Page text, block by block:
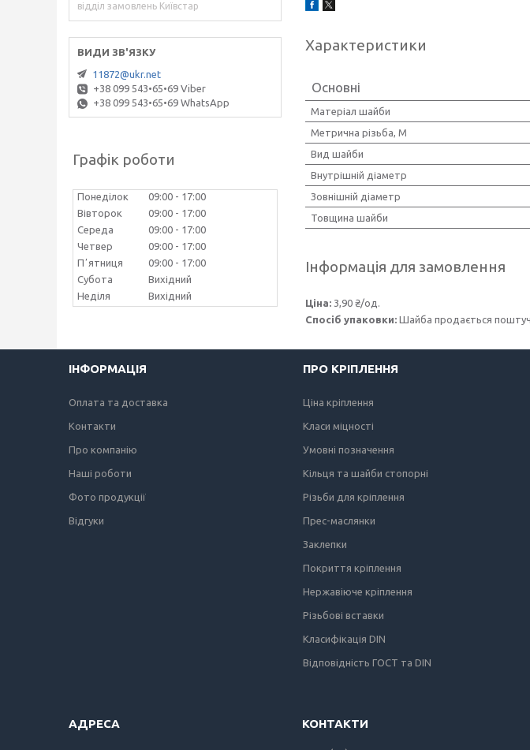
Характеристики
Основні
Матеріал шайби
Метрична різьба, М
Вид шайби
Внутрішній діаметр
Зовнішній діаметр
Товщина шайби
Інформація для замовлення
Ціна: 3,90 ₴/од.
Спосіб упаковки: Шайба продається
відділ замовлень Київстар
11872@ukr.net
+38 099 543•65•69 Viber
+38 099 543•65•69 WhatsApp
Графік роботи
Понеділок 09:00
17:00
Вівторок
09:00
17:00
Середа
09:00
17:00
Четвер
09:00
17:00
Пʼятниця
09:00
17:00
Субота
Вихідний
Неділя
Вихідний
ІНФОРМАЦІЯ
Оплата та доставка
Контакти
Про компанію
Наші роботи
Фото продукції
Відгуки
ПРО КРІПЛЕННЯ
Ціна кріплення
Класи міцності
Умовні позначення
Кільця та шайби стопорні
Різьби для кріплення
Прес-маслянки
Заклепки
Покриття кріплення
Нержавіюче кріплення
Різьбові вставки
Класифікація DIN
Відповідність ГОСТ та DIN